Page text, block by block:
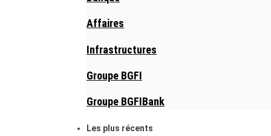
Affaires
Infrastructures
Groupe BGFI
Groupe BGFIBank
Les plus récents